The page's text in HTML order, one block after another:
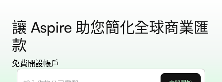
讓 Aspire 助您簡化全球商業匯
款
免費開設帳戶